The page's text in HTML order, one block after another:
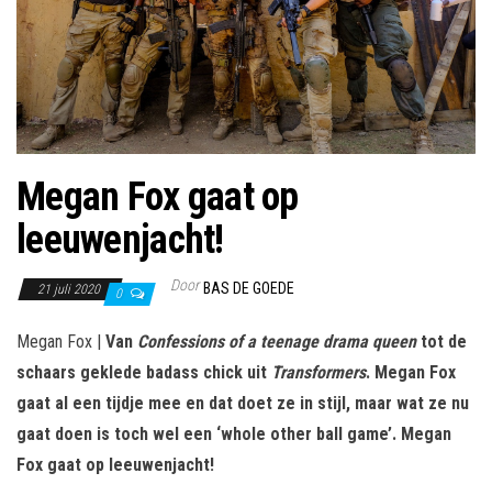
Megan Fox gaat op
leeuwenjacht!
21 juli 2020 0 Door BAS DE GOEDE
Megan Fox | Van Confessions of a teenage drama queentot de
schaars geklede badass chick uit Transformers. Megan Fox
gaat al een tijdje mee en dat doet ze in stijl, maar wat ze nu
gaat doen is toch wel een ‘whole other ball game’. Megan
Fox gaat op leeuwenjacht!